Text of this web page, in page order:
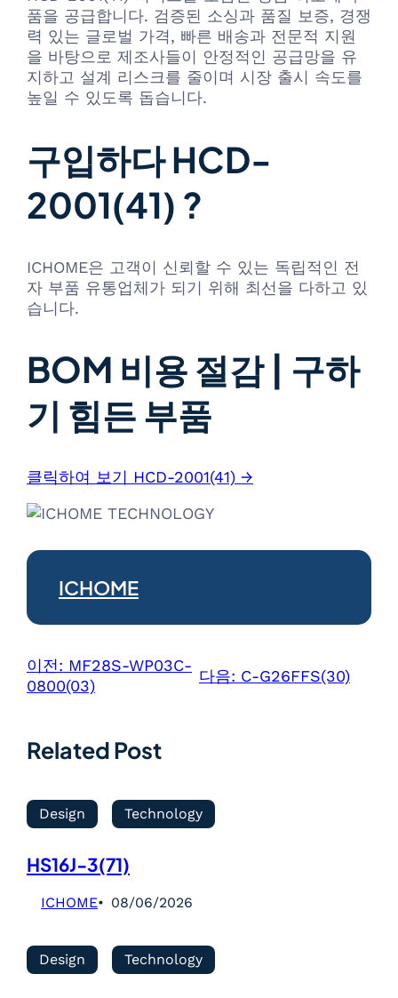
품을 공급합니다. 검증된 소싱과 품질 보증, 경쟁
력 있는 글로벌 가격, 빠른 배송과 전문적 지원
을 바탕으로 제조사들이 안정적인 공급망을 유
지하고 설계 리스크를 줄이며 시장 출시 속도를
높일 수 있도록 돕습니다.
구입하다 HCD-
2001(41) ?
ICHOME은 고객이 신뢰할 수 있는 독립적인 전
자 부품 유통업체가 되기 위해 최선을 다하고 있
습니다.
BOM 비용 절감 | 구하
기 힘든 부품
클릭하여 보기 HCD-2001(41) →
ICHOME
이전: MF28S-WP03C-
0800(03)
다음: C-G26FFS(30)
Related Post
Design Technology
HS16J-3(71)
ICHOME 08/06/2026
Design Technology